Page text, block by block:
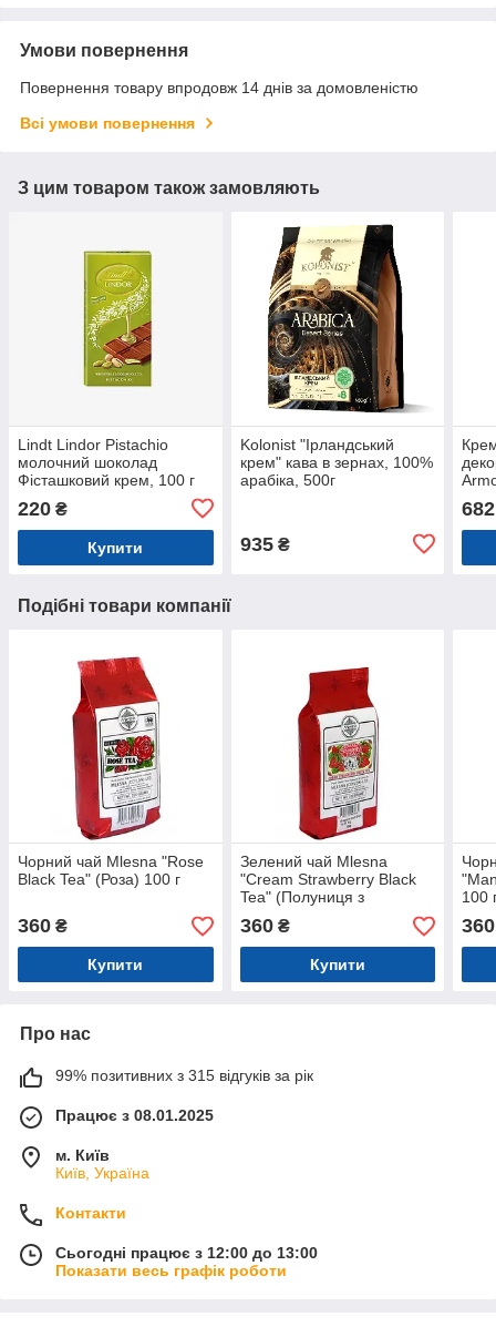
Умови повернення
Повернення товару впродовж 14 днів за домовленістю
Всі умови повернення
З цим товаром також замовляють
Lindt Lindor Pistachio
молочний шоколад
Фісташковий крем, 100 г
220 ₴
Купити
Kolonist "Ірландський
крем" кава в зернах, 100%
арабіка, 500г
935₴
682
Подібні товари компанії
Чорний чай Mlesna "Rose
Black Tea" (Роза) 100 г
360 ₴
Купити
Зелений чай Mlesna
"Cream Strawberry Black
Tea" (Полуниця з
вершками) 100 г
360₴
Купити
100
360
Про нас
99% позитивних з 315 відгуків за рік
Працює з 08.01.2025
м. Київ
Київ, Україна
Контакти
Сьогодні працює з 12:00 до 13:00
Показати весь графік роботи